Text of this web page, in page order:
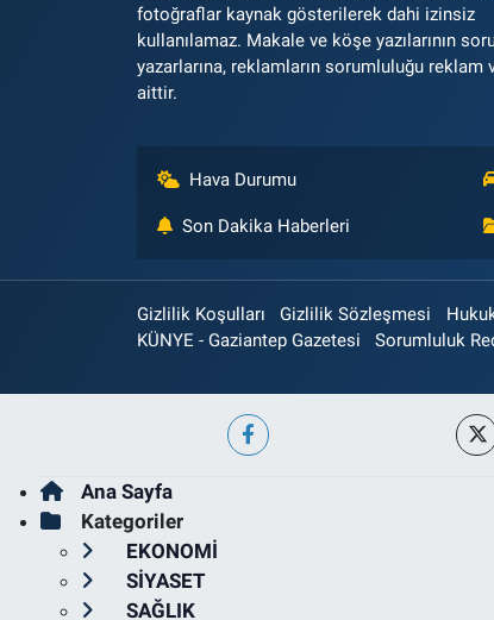
fotoğraflar kaynak gösterilerek dahi izinsiz
kullanılamaz. Makale ve köşe yazılarının
yazarlarına, reklamların sorumluluğu reklam
aittir.
Hava Durumu
Son Dakika Haberleri
Gizlilik Koşulları Gizlilik Sözleşmesi
KÜNYE - Gaziantep Gazetesi
Sorumluluk
Ana Sayfa
Kategoriler
EKONOMİ
SİYASET
SAĞLIK